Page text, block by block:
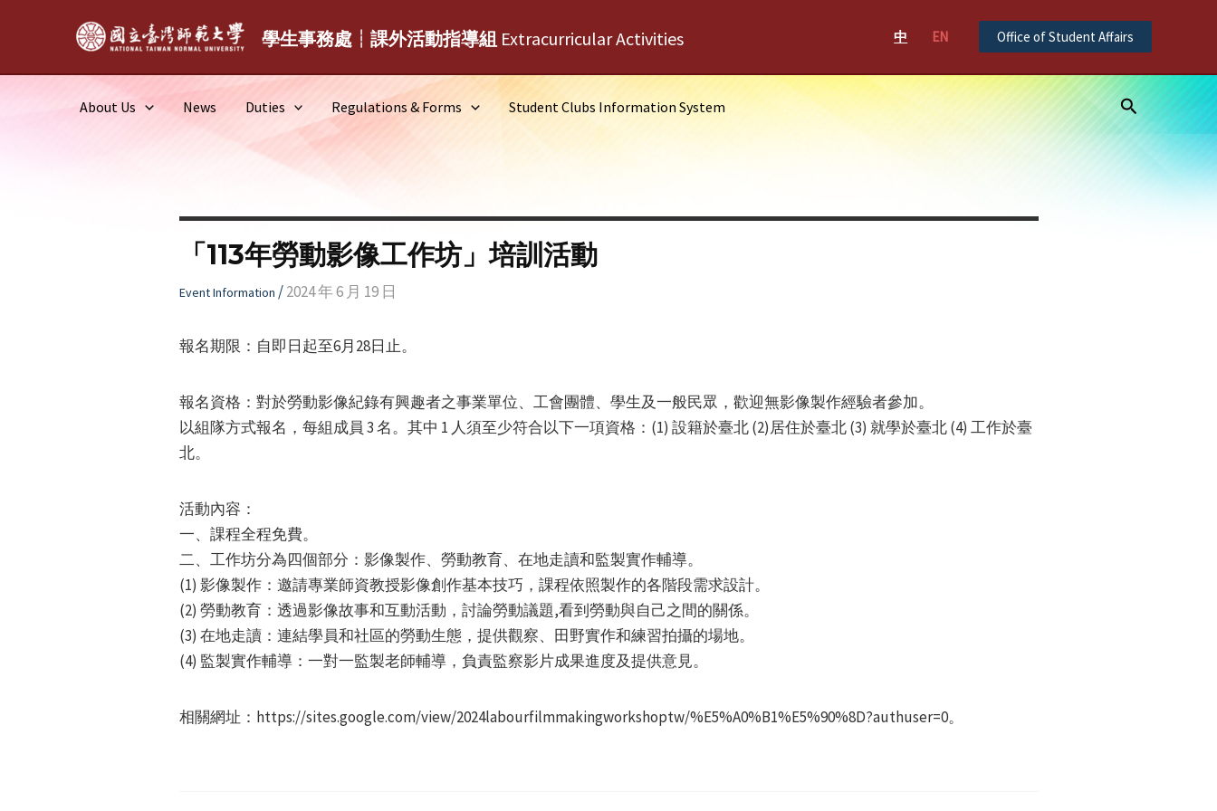
學生事務處┆課外活動指導組 Extracurricular Activities 中 EN Office of Student Affairs
About Us News Duties Regulations & Forms Student Clubs Information System Search
「113年勞動影像工作坊」培訓活動
Event Information /2024 年 6 月 19 日
報名期限：自即日起至6月28日止。
報名資格：對於勞動影像紀錄有興趣者之事業單位、工會團體、學生及一般民眾，歡迎無影像製作經驗者參加。
以組隊方式報名，每組成員 3 名。其中 1 人須至少符合以下一項資格：(1) 設籍於臺北 (2)居住於臺北 (3) 就學於臺北 (4) 工作於臺
北。
活動內容：
一、課程全程免費。
二、工作坊分為四個部分：影像製作、勞動教育、在地走讀和監製實作輔導。
(1) 影像製作：邀請專業師資教授影像創作基本技巧，課程依照製作的各階段需求設計。
(2) 勞動教育：透過影像故事和互動活動，討論勞動議題,看到勞動與自己之間的關係。
(3) 在地走讀：連結學員和社區的勞動生態，提供觀察、田野實作和練習拍攝的場地。
(4) 監製實作輔導：一對一監製老師輔導，負責監察影片成果進度及提供意見。
相關網址：https://sites.google.com/view/2024labourfilmmakingworkshoptw/%E5%A0%B1%E5%90%8D?authuser=0。